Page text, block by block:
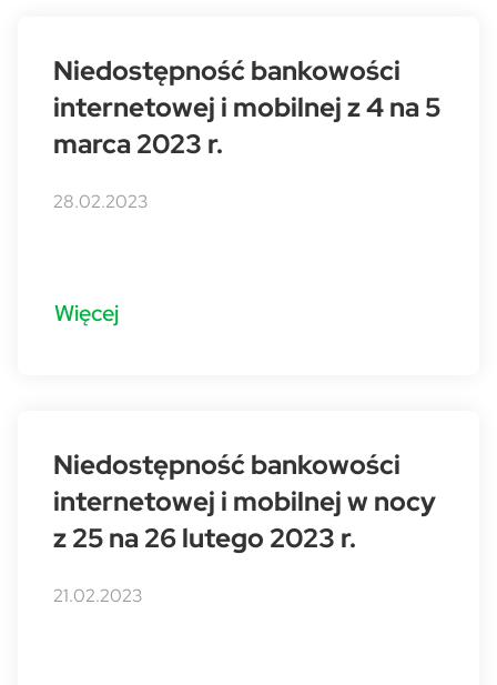
Niedostępność bankowości
internetowej i mobilnej z 4 na 5
marca 2023 r.
28.02.2023
Więcej
Niedostępność bankowości
internetowej i mobilnej w nocy
z 25 na 26 lutego 2023 r.
21.02.2023